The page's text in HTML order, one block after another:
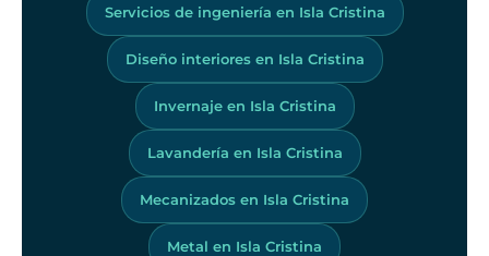
Servicios de ingeniería en Isla Cristina
Diseño interiores en Isla Cristina
Invernaje en Isla Cristina
Lavandería en Isla Cristina
Mecanizados en Isla Cristina
Metal en Isla Cristina